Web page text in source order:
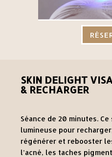
SKIN DELIGHT
& RECHARGER
Séance de 20 minutes.
lumineuse pour
régénérer et rebooster
l’acné, les taches